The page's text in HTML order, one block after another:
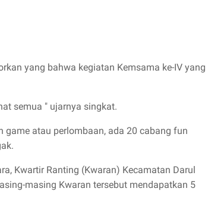
yang bahwa kegiatan Kemsama ke-IV yang
semua " ujarnya singkat.
atau perlombaan, ada 20 cabang fun
Kwartir Ranting (Kwaran) Kecamatan Darul
masing Kwaran tersebut mendapatkan 5